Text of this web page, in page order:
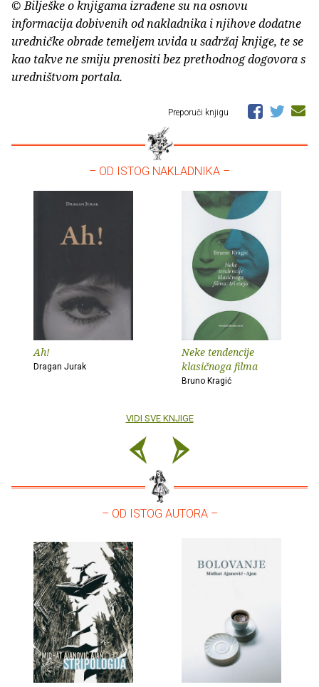
© Bilješke o knjigama izrađene su na osnovu
informacija dobivenih od nakladnika i njihove dodatne
uredničke obrade temeljem uvida u sadržaj knjige, te se
kao takve ne smiju prenositi bez prethodnog dogovora s
uredništvom portala.
Preporuči knjigu
– OD ISTOG NAKLADNIKA –
Ah!
Dragan Jurak
Neke tendencije
klasičnoga filma
Bruno Kragić
VIDI SVE KNJIGE
– OD ISTOG AUTORA –